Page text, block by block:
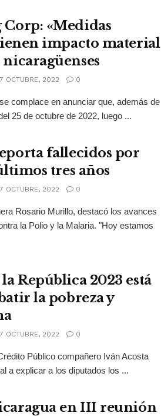
«Medidas
impacto material
OCTUBRE, 2022 0
complace en anunciar que, además de
25 de octubre de 2022, luego ...
fallecidos por
tres años
OCTUBRE, 2022 0
Rosario Murillo, destacó los avances
la Polio y la Malaria. "Hoy estamos
República 2023 está
la pobreza y
OCTUBRE, 2022 0
Público compañero Iván Acosta
a explicar a los diputados los ...
en III reunión